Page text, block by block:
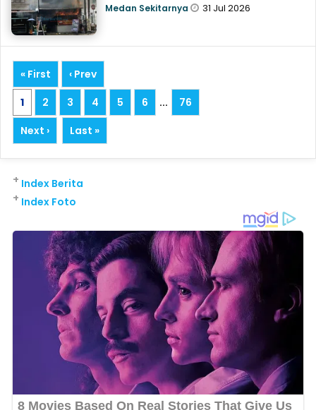
Medan Sekitarnya 31 Jul 2026
« First
‹ Prev
1
2 3 4 5 6 ...
76
Next ›
Last »
Index Berita
+
Index Foto
+